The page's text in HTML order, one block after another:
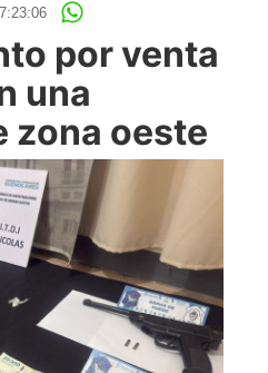
por venta
una
zona oeste